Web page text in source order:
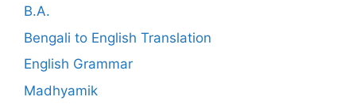
B.A.
Bengali to English Translation
English Grammar
Madhyamik